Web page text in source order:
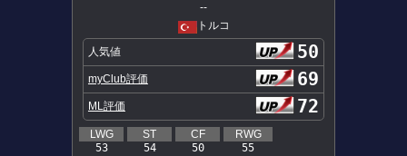
--
トルコ
人気値 50
myClub評価 69
ML評価 72
LWG
53
ST
54
CF
50
RWG
55